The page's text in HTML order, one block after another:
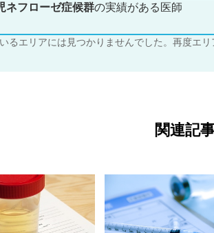
ネフローゼ症候群の実績がある医師
るエリアには見つかりませんでした。再度エ
関連記